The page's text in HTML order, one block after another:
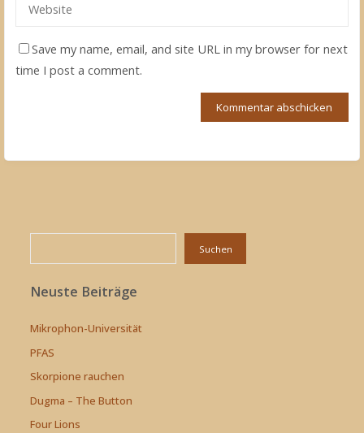
Save my name, email, and site URL in my browser for next
time I post a comment.
Suchen
Neuste Beiträge
Mikrophon-Universität
PFAS
Skorpione rauchen
Dugma – The Button
Four Lions